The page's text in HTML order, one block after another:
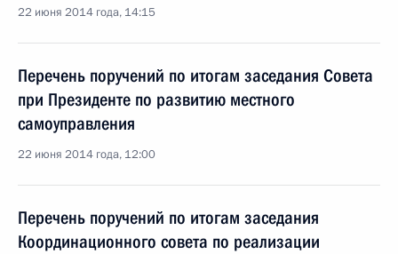
22 июня 2014 года, 14:15
Перечень поручений по итогам заседания Совета
при Президенте по развитию местного
самоуправления
22 июня 2014 года, 12:00
Перечень поручений по итогам заседания
Координационного совета по реализации